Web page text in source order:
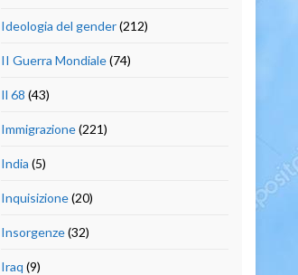
Ideologia del gender(212)
II Guerra Mondiale(74)
Il 68 (43)
Immigrazione(221)
India (5)
Inquisizione(20)
Insorgenze(32)
Iraq (9)